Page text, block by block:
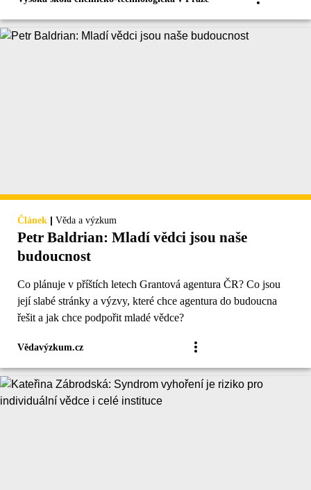
Článek | Věda a výzkum
Petr Baldrian: Mladí vědci jsou naše
budoucnost
Co plánuje v příštích letech Grantová agentura ČR? Co jsou
její slabé stránky a výzvy, které chce agentura do budoucna
řešit a jak chce podpořit mladé vědce?
Vědavýzkum.cz